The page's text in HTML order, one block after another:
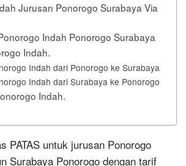
Jurusan Ponorogo Surabaya Via
Indah Ponorogo Surabaya
Indah.
Indah dari Ponorogo ke Surabaya
Indah dari Surabaya ke Ponorogo
Indah.
PATAS untuk jurusan Ponorogo
Surabaya Ponorogo dengan tarif